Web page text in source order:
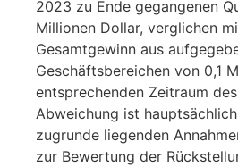
2023 zu Ende gegangenen
Millionen Dollar, verglichen
Gesamtgewinn aus
Geschäftsbereichen von 0,1
entsprechenden Zeitraum
Abweichung ist
zugrunde liegenden
zur Bewertung der